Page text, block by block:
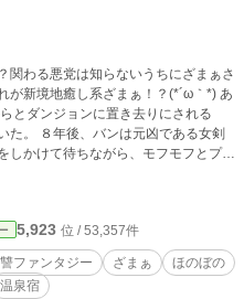
関わる悪党は知らないうちにざまぁさ
新境地癒し系ざまぁ！？(*´ω｀*) あ
た。 ８年後、バンは元凶である女剣
しかけて待ちながら、モフモフとプニ
はじめるが……。 そして気がつけば
は意外な広まりを見せている事をバ
にする事でアンナを誘き寄せる事が
す。 ー ▲ ー △ ー
5,923 位 / 53,357件
ファンタジー ざまぁ
ほのぼの
温泉宿